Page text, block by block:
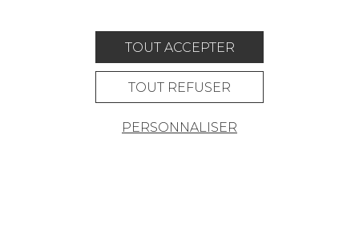
Carrière Contact
Lexique
TOUT ACCEPTER
TOUT REFUSER
PERSONNALISER